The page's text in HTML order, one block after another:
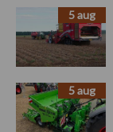
5 aug
5 aug